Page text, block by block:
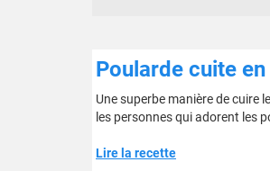
Poularde cuite
Une superbe manière de cuire
les personnes qui adorent les
Lire la recette